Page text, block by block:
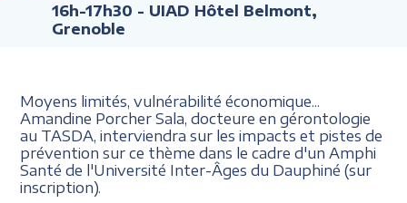
16h-17h30 - UIAD Hôtel Belmont,
Grenoble
Moyens limités, vulnérabilité économique...
Amandine Porcher Sala, docteure en gérontologie
au TASDA, interviendra sur les impacts et pistes de
prévention sur ce thème dans le cadre d'un Amphi
Santé de l'Université Inter-Âges du Dauphiné (sur
inscription).